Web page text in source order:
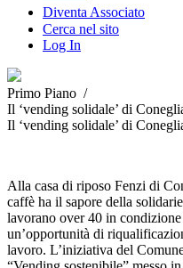
Diventa Associato
Cerca nel sito
Log In
Primo Piano /
Il ‘vending solidale’ di
Il ‘vending solidale’ di
Alla casa di riposo Fenzi di
caffè ha il sapore della
lavorano over 40 in
un’opportunità di
lavoro. L’iniziativa del